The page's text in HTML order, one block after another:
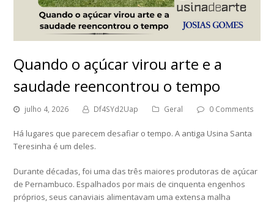
Quando o açúcar virou arte e a
saudade reencontrou o tempo
julho 4, 2026 Df4SYd2Uap Geral 0 Comments
Há lugares que parecem desafiar o tempo. A antiga Usina Santa
Teresinha é um deles.
Durante décadas, foi uma das três maiores produtoras de açúcar
de Pernambuco. Espalhados por mais de cinquenta engenhos
próprios, seus canaviais alimentavam uma extensa malha